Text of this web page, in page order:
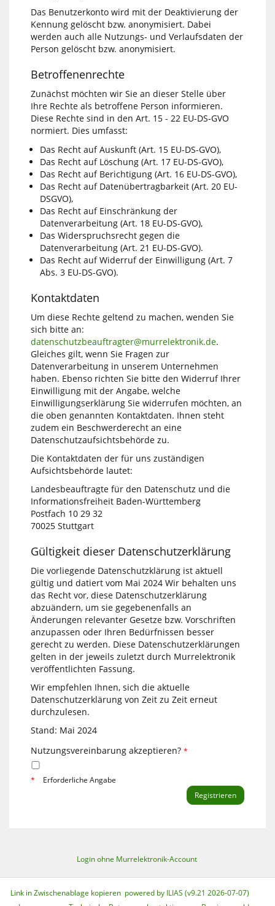
Das Benutzerkonto wird mit der Deaktivierung der
Kennung gelöscht bzw. anonymisiert. Dabei
werden auch alle Nutzungs- und Verlaufsdaten der
Person gelöscht bzw. anonymisiert.
Betroffenenrechte
Zunächst möchten wir Sie an dieser Stelle über
Ihre Rechte als betroffene Person informieren.
Diese Rechte sind in den Art. 15 - 22 EU-DS-GVO
normiert. Dies umfasst:
Das Recht auf Auskunft (Art. 15 EU-DS-GVO),
Das Recht auf Löschung (Art. 17 EU-DS-GVO),
Das Recht auf Berichtigung (Art. 16 EU-DS-GVO),
Das Recht auf Datenübertragbarkeit (Art. 20 EU-
DSGVO),
Das Recht auf Einschränkung der
Datenverarbeitung (Art. 18 EU-DS-GVO),
Das Widerspruchsrecht gegen die
Datenverarbeitung (Art. 21 EU-DS-GVO).
Das Recht auf Widerruf der Einwilligung (Art. 7
Abs. 3 EU-DS-GVO).
Kontaktdaten
Um diese Rechte geltend zu machen, wenden Sie
sich bitte an:
datenschutzbeauftragter@murrelektronik.de.
Gleiches gilt, wenn Sie Fragen zur
Datenverarbeitung in unserem Unternehmen
haben. Ebenso richten Sie bitte den Widerruf Ihrer
Einwilligung mit der Angabe, welche
Einwilligungserklärung Sie widerrufen möchten, an
die oben genannten Kontaktdaten. Ihnen steht
zudem ein Beschwerderecht an eine
Datenschutzaufsichtsbehörde zu.
Die Kontaktdaten der für uns zuständigen
Aufsichtsbehörde lautet:
Landesbeauftragte für den Datenschutz und die
Informationsfreiheit Baden-Württemberg
Postfach 10 29 32
70025 Stuttgart
Gültigkeit dieser Datenschutzerklärung
Die vorliegende Datenschutzklärung ist aktuell
gültig und datiert vom Mai 2024 Wir behalten uns
das Recht vor, diese Datenschutzerklärung
abzuändern, um sie gegebenenfalls an
Änderungen relevanter Gesetze bzw. Vorschriften
anzupassen oder Ihren Bedürfnissen besser
gerecht zu werden. Diese Datenschutzerklärungen
gelten in der jeweils zuletzt durch Murrelektronik
veröffentlichten Fassung.
Wir empfehlen Ihnen, sich die aktuelle
Datenschutzerklärung von Zeit zu Zeit erneut
durchzulesen.
Stand: Mai 2024
Nutzungsvereinbarung akzeptieren? *
* Erforderliche Angabe
Login ohne Murrelektronik-Account
Link in Zwischenablage kopieren powered by ILIAS (v9.21 2026-07-07)